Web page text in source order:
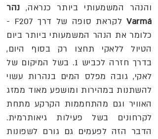
והנהר המשמעותי ביותר כנראה, נהר
Varmá
לקראת סופה של דרך F207 -
כלומר את הנהר המשמעותי ביותר ביום
הטיול ללאקי תחצו רק בסוף היום,
בדרך חזרה לכביש 1. בשל המיקום של
לאקי, גובה מפלס המים בנהרות עשוי
להשתנות במהירות ומושפע מאוד ממזג
האוויר וגם מהתחממות הקרקע מתחת
לקרחונים בשל פעילות גיאותרמית.
הדבר הזה לפעמים גם גורם לשפונות